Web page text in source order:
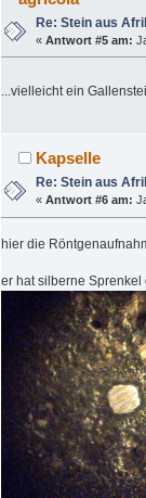
Re: Stein aus
«Antwort #5 am:
...vielleicht ein
Kapselle
Re: Stein aus
«Antwort #6 am:
hier die
er hat silberne